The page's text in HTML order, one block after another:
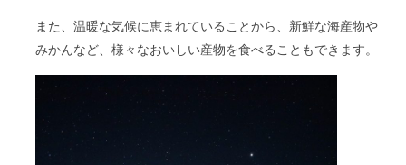
また、温暖な気候に恵まれていることから、新鮮な海産物や
みかんなど、様々なおいしい産物を食べることもできます。